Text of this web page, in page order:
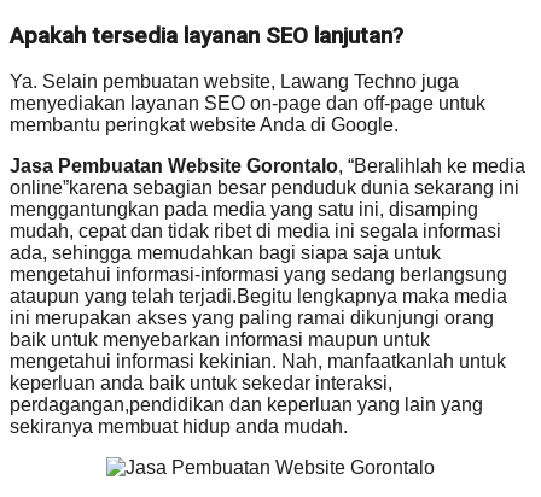
Apakah tersedia layanan SEO lanjutan?
Ya. Selain pembuatan website, Lawang Techno juga
menyediakan layanan SEO on-page dan off-page untuk
membantu peringkat website Anda di Google.
Jasa Pembuatan Website Gorontalo, “Beralihlah ke media
online”karena sebagian besar penduduk dunia sekarang ini
menggantungkan pada media yang satu ini, disamping
mudah, cepat dan tidak ribet di media ini segala informasi
ada, sehingga memudahkan bagi siapa saja untuk
mengetahui informasi-informasi yang sedang berlangsung
ataupun yang telah terjadi.Begitu lengkapnya maka media
ini merupakan akses yang paling ramai dikunjungi orang
baik untuk menyebarkan informasi maupun untuk
mengetahui informasi kekinian. Nah, manfaatkanlah untuk
keperluan anda baik untuk sekedar interaksi,
perdagangan,pendidikan dan keperluan yang lain yang
sekiranya membuat hidup anda mudah.